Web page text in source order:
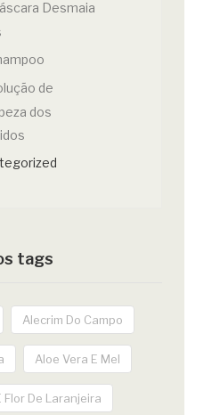
Desmaia
de
dos
tags
Alecrim Do Campo
Aloe Vera E Mel
Flor De Laranjeira